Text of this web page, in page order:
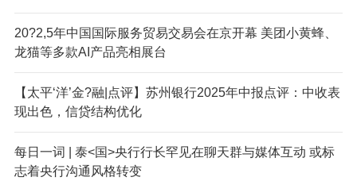
20?2,5年中国国际服务贸易交易会在京开幕 美团小黄蜂、
龙猫等多款AI产品亮相展台
【太平‘洋’金?融|点评】苏州银行2025年中报点评：中收表
现出色，信贷结构优化
每日一词 | 泰<国>央行行长罕见在聊天群与媒体互动 或标
志着央行沟通风格转变